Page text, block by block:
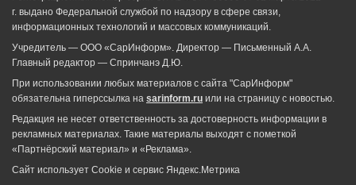
г. выдано Федеральной службой по надзору в сфере связи,
информационных технологий и массовых коммуникаций.
Учредитель — ООО «СарИнформ». Директор — Письменный А.А.
Главный редактор — Спринчанэ Д.Ю.
При использовании любых материалов с сайта "СарИнформ"
обязательна гиперссылка на sarinform.ru или на страницу с новостью.
Редакция не несет ответственность за достоверность информации в
рекламных материалах. Такие материалы выходят с пометкой
«Партнёрский материал» и «Реклама».
Сайт использует Cookie и сервиc Яндекс.Метрика